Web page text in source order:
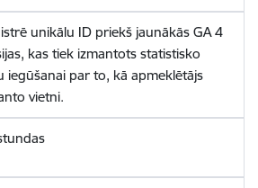
unikālu ID priekš jaunākās GA 4
kas tiek izmantots statistisko
iegūšanai par to, kā apmeklētājs
vietni.